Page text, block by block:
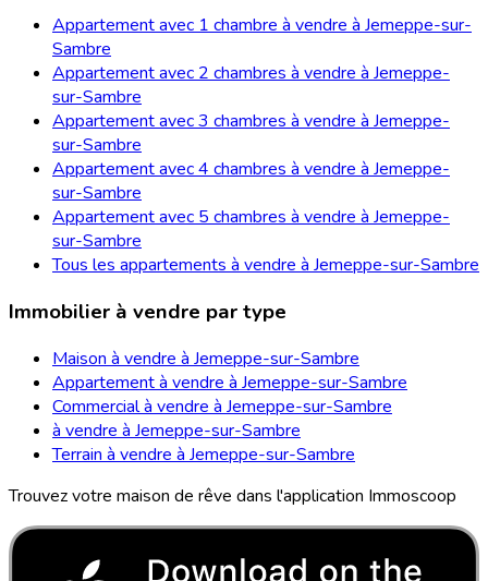
Appartement avec 1 chambre à vendre à Jemeppe-sur-
Sambre
Appartement avec 2 chambres à vendre à Jemeppe-
sur-Sambre
Appartement avec 3 chambres à vendre à Jemeppe-
sur-Sambre
Appartement avec 4 chambres à vendre à Jemeppe-
sur-Sambre
Appartement avec 5 chambres à vendre à Jemeppe-
sur-Sambre
Tous les appartements à vendre à Jemeppe-sur-Sambre
Immobilier à vendre par type
Maison à vendre à Jemeppe-sur-Sambre
Appartement à vendre à Jemeppe-sur-Sambre
Commercial à vendre à Jemeppe-sur-Sambre
à vendre à Jemeppe-sur-Sambre
Terrain à vendre à Jemeppe-sur-Sambre
Trouvez votre maison de rêve dans l'application Immoscoop